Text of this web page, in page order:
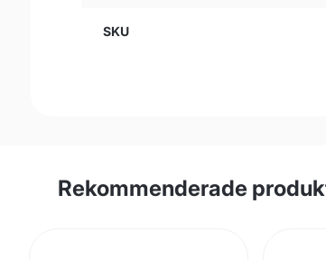
SKU
Rekommenderade